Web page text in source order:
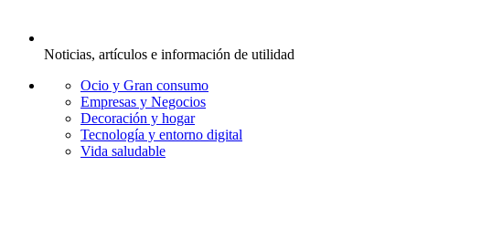
Noticias, artículos e información de utilidad
Ocio y Gran consumo
Empresas y Negocios
Decoración y hogar
Tecnología y entorno digital
Vida saludable